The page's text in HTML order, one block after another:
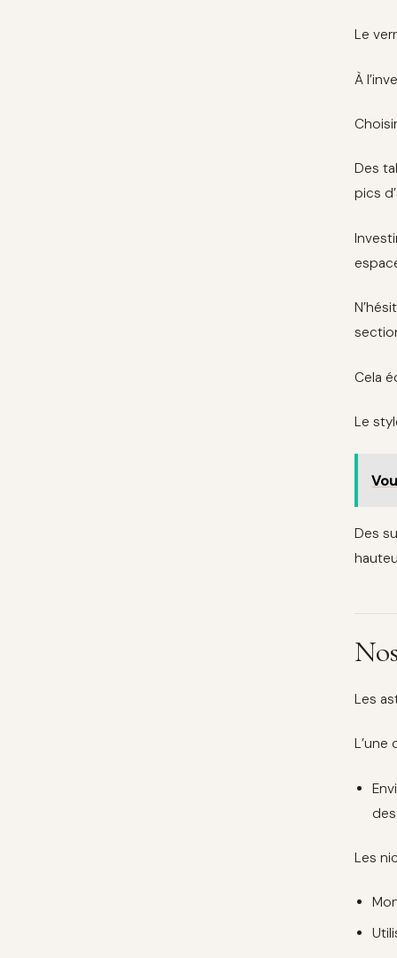
Le
À
Des
pics
Cela
Le
Des
Les
Les